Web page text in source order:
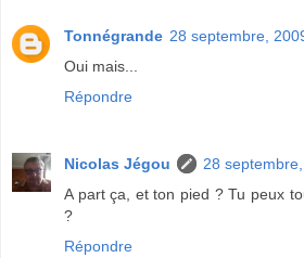
Tonnégrande 28 septembre,
Oui mais...
Répondre
Nicolas Jégou
28
A part ça, et ton pied ? Tu peux
?
Répondre